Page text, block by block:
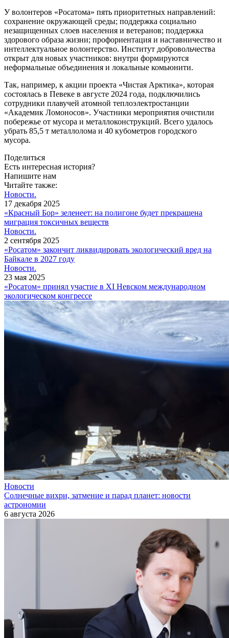
У волонтеров «Росатома» пять приоритетных направлений:
сохранение окружающей среды; поддержка социально
незащищенных слоев населения и ветеранов; поддержка
здорового образа жизни; профориентация и наставничество и
интеллектуальное волонтерство. Институт добровольчества
открыт для новых участников: внутри формируются
неформальные объединения и локальные комьюнити.
Так, например, к акции проекта «Чистая Арктика», которая
состоялась в Певеке в августе 2024 года, подключились
сотрудники плавучей атомной теплоэлектростанции
«Академик Ломоносов». Участники мероприятия очистили
побережье от мусора и металлоконструкций. Всего удалось
убрать 85,5 т металлолома и 40 кубометров городского
мусора.
Поделиться
Есть интересная история?
Напишите нам
Читайте также:
Новости.
17 декабря 2025
«Красный Бор» зеленеет: на полигоне будет прекращена
миграция токсичных веществ
Новости.
2 сентября 2025
«Росатом» закончит ликвидировать экологический вред на
Байкале в 2027 году
Новости.
23 мая 2025
«Росатом» принял участие в XI Невском международном
экологическом конгрессе
Новости
Солнечные вихри, затмение и парад планет: новости
астрономии
6 августа 2026